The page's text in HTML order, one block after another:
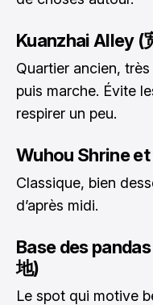
Kuanzhai Alley (
Quartier ancien,
puis marche. Évite
respirer un peu.
Wuhou Shrine
Classique, bien
d’après midi.
Base des
地)
Le spot qui motive